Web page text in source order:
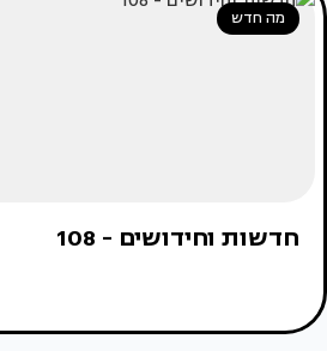
מה חדש
חדשות וחידושים - 108